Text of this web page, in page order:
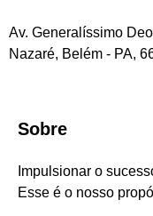
Av. Generalíssimo
Nazaré, Belém - PA,
Sobre
Impulsionar o
Esse é o nosso